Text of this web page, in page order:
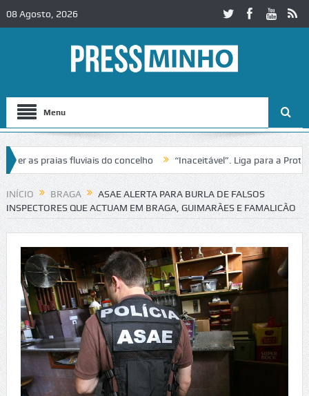
08 Agosto, 2026
Menu
praias fluviais do concelho “Inaceitável”. Liga para a Proteção
de trânsito no IC2 em Alcobaça Igreja do Castelo de
INÍCIO BRAGA
ASAE ALERTA PARA BURLA DE FALSOS
INSPECTORES QUE ACTUAM EM BRAGA, GUIMARÃES E FAMALICÃO